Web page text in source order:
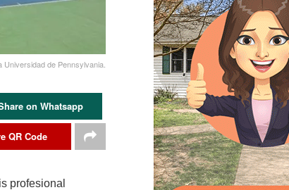
de Pennsylvania.
on Whatsapp
QR Code
profesional